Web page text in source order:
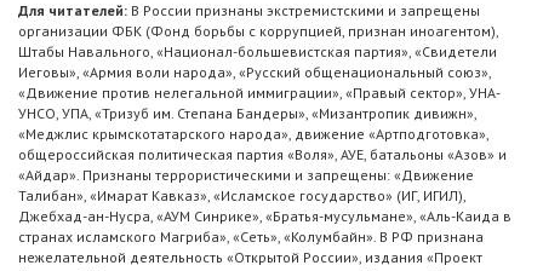
Для читателей: В России признаны экстремистскими и запрещены
организации ФБК (Фонд борьбы с коррупцией, признан иноагентом),
Штабы Навального, «Национал-большевистская партия», «Свидетели
Иеговы», «Армия воли народа», «Русский общенациональный союз»,
«Движение против нелегальной иммиграции», «Правый сектор», УНА-
УНСО, УПА, «Тризуб им. Степана Бандеры», «Мизантропик дивижн»,
«Меджлис крымскотатарского народа», движение «Артподготовка»,
общероссийская политическая партия «Воля», АУЕ, батальоны «Азов» и
«Айдар». Признаны террористическими и запрещены: «Движение
Талибан», «Имарат Кавказ», «Исламское государство» (ИГ, ИГИЛ),
Джебхад-ан-Нусра, «АУМ Синрике», «Братья-мусульмане», «Аль-Каида в
странах исламского Магриба», «Сеть», «Колумбайн». В РФ признана
нежелательной деятельность «Открытой России», издания «Проект